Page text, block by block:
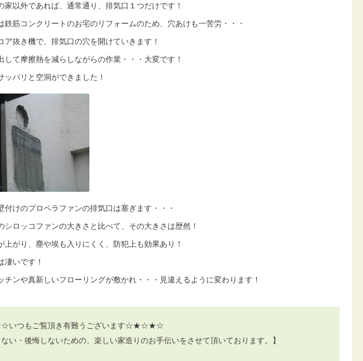
家以外であれば、通常通り、排気口１つだけです！
鉄筋コンクリートのお宅のリフォームのため、穴あけも一苦労・・・
ア抜き機で、排気口の穴を開けていきます！
して摩擦熱を減らしながらの作業・・・大変です！
ッパリと空洞ができました！
付けのプロペラファンの排気口は塞ぎます・・・
シロッコファンの大きさと比べて、その大きさは歴然！
上がり、塵や埃も入りにくく、防犯上も効果あり！
凄いです！
チンや真新しいフローリングが敷かれ・・・見違えるように変わります！
つもご覧頂き有難うございます☆★☆★☆
ない・後悔しないための、楽しい家造りのお手伝いをさせて頂いております。】